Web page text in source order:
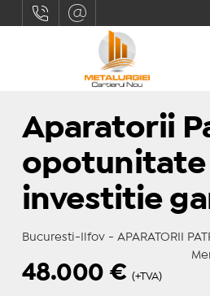
Aparatorii
opotunitate
investitie
Bucuresti-Ilfov - APARATORII
48.000€ (+TVA)